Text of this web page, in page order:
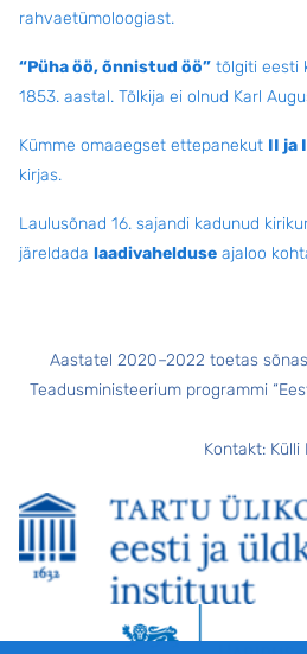
rahvaetümoloogiast.
“Püha öö, õnnistud öö” tõlgiti eesti
1853. aastal. Tõlkija ei olnud Karl
Kümme omaaegset ettepanekut II ja
kirjas.
Laulusõnad 16. sajandi kadunud
järeldada laadivahelduse ajaloo
Aastatel 2020–2022 toetas
Teadusministeerium programmi
Kontakt: